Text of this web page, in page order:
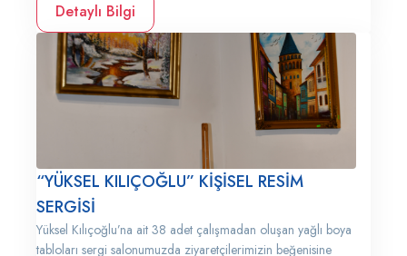
Detaylı Bilgi
“YÜKSEL KILIÇOĞLU” KİŞİSEL RESİM
SERGİSİ
Yüksel Kılıçoğlu’na ait 38 adet çalışmadan oluşan yağlı boya
tabloları sergi salonumuzda ziyaretçilerimizin beğenisine